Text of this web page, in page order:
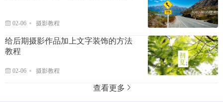
02-06 摄影教程
给后期摄影作品加上文字装饰的方法
教程
02-06 摄影教程
查看更多